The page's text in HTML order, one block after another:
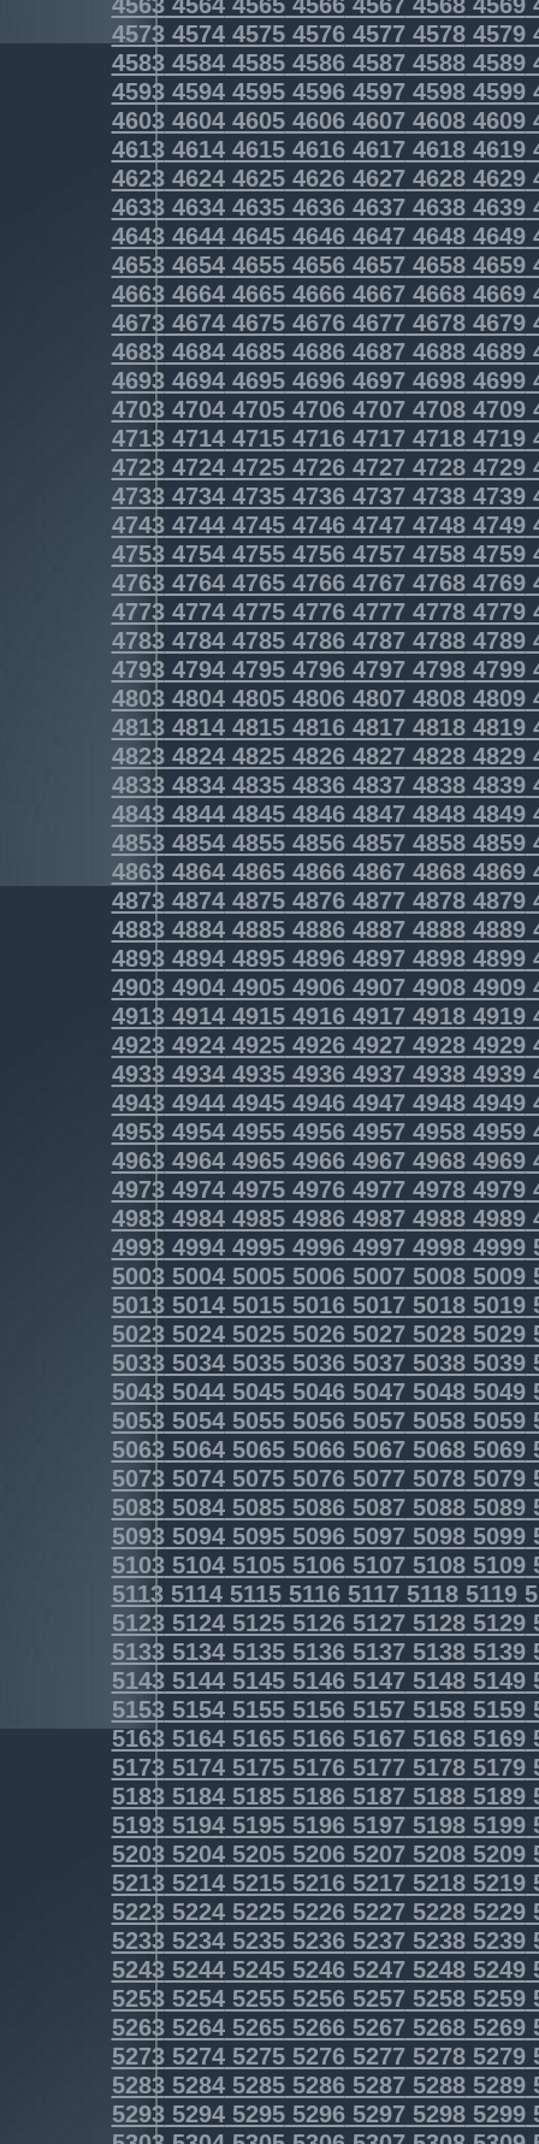
4573457445754576457745784579
4583458445854586458745884589
4593459445954596459745984599
4603460446054606460746084609
4613461446154616461746184619
4623462446254626462746284629
4633463446354636463746384639
4643464446454646464746484649
4653465446554656465746584659
4663466446654666466746684669
4673467446754676467746784679
4683468446854686468746884689
4693469446954696469746984699
4703470447054706470747084709
4713471447154716471747184719
4723472447254726472747284729
4733473447354736473747384739
4743474447454746474747484749
4753475447554756475747584759
4763476447654766476747684769
4773477447754776477747784779
4783478447854786478747884789
4793479447954796479747984799
4803480448054806480748084809
4813481448154816481748184819
4823482448254826482748284829
4833483448354836483748384839
4843484448454846484748484849
4853485448554856485748584859
4863486448654866486748684869
4873487448754876487748784879
4883488448854886488748884889
4893489448954896489748984899
4903490449054906490749084909
4913491449154916491749184919
4923492449254926492749284929
4933493449354936493749384939
4943494449454946494749484949
4953495449554956495749584959
4963496449654966496749684969
4973497449754976497749784979
4983498449854986498749884989
4993499449954996499749984999
5003500450055006500750085009
5013501450155016501750185019
5023502450255026502750285029
5033503450355036503750385039
5043504450455046504750485049
5053505450555056505750585059
5063506450655066506750685069
5073507450755076507750785079
5083508450855086508750885089
5093509450955096509750985099
5103510451055106510751085109
5113511451155116511751185119
5123512451255126512751285129
5133513451355136513751385139
5143514451455146514751485149
5153515451555156515751585159
5163516451655166516751685169
5173517451755176517751785179
5183518451855186518751885189
5193519451955196519751985199
5203520452055206520752085209
5213521452155216521752185219
5223522452255226522752285229
5233523452355236523752385239
5243524452455246524752485249
5253525452555256525752585259
5263526452655266526752685269
5273527452755276527752785279
5283528452855286528752885289
5293529452955296529752985299